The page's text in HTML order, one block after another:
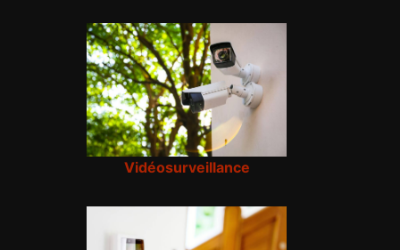
Vidéosurveillance